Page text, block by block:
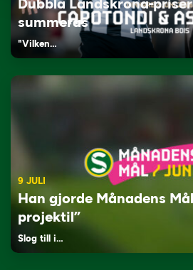
Dubbla Landskrona-
summeras
"Vilken…
9 JULI
Han gjorde Månadens
projektil”
Slog till i…